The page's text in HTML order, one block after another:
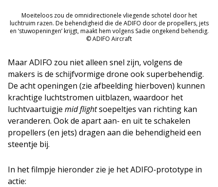
Moeiteloos zou de omnidirectionele vliegende schotel door het
luchtruim razen. De behendigheid die de ADIFO door de propellers, jets
en ‘stuwopeningen’ krijgt, maakt hem volgens Sadie ongekend behendig.
© ADIFO Aircraft
Maar ADIFO zou niet alleen snel zijn, volgens de
makers is de schijfvormige drone ook superbehendig.
De acht openingen (zie afbeelding hierboven) kunnen
krachtige luchtstromen uitblazen, waardoor het
luchtvaartuigje mid flightsoepeltjes van richting kan
veranderen. Ook de apart aan- en uit te schakelen
propellers (en jets) dragen aan die behendigheid een
steentje bij.
In het filmpje hieronder zie je het ADIFO-prototype in
actie: